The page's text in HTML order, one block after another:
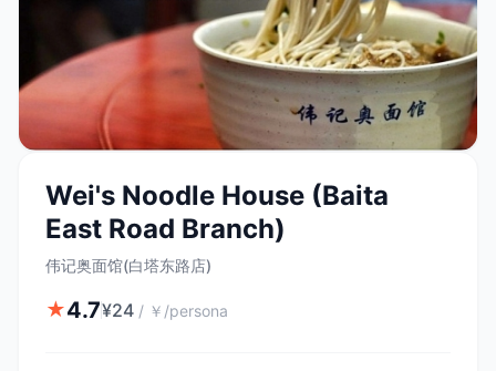
Wei's Noodle House (Baita
East Road Branch)
伟记奥面馆(白塔东路店)
★4.7¥24 / ￥/persona